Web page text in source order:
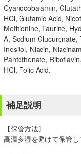
Cyanocobalamin,
HCl, Glutamic Acid,
Methionine, Taurine,
A, Sodium Glucuronate,
Inositol, Niacin,
Pantothenate,
HCl, Folic Acid.
補足説明
【保管方法】
高温多湿を避けて保管し